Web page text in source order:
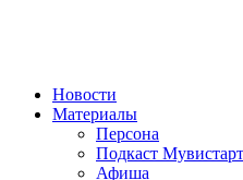
Новости
Материалы
Персона
Подкаст Мувистарт
Афиша